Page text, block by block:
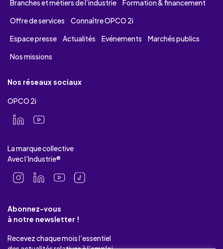
Branches et métiers de l’industrie
Formation & financement
Offre de services
Connaître OPCO 2i
Espace presse
Actualités Evénements
Marchés publics
Nos missions
Nos réseaux sociaux
OPCO 2i
La marque collective
Avec l’Industrie®
Abonnez-vous
à notre newsletter !
Recevez chaque mois l’essentiel